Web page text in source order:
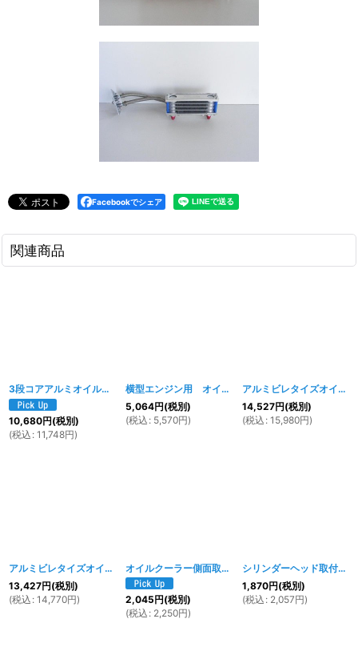
Facebookでシェア
関連商品
3段コアアルミオイルクーラー [024w]
10,680円(税別)
(税込 : 11,748円)
横型エンジン用 オイルクーラーブラック [029w]
5,064円(税別)
(税込 : 5,570円)
アルミビレタイズオイルクーラー10段
14,527円(税別)
(税込 : 15,980円)
アルミビレタイズオイルクーラー7段 [027w]
13,427円(税別)
(税込 : 14,770円)
オイルクーラー側面取付ステーKIT [864w]
2,045円(税別)
(税込 : 2,250円)
シリンダーヘッド取付用オイルクーラーステー
1,870円(税別)
(税込 : 2,057円)